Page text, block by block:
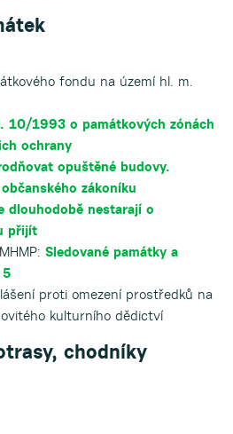
fondu na území hl. m.
10/1993 o památkových zónách
ochrany
opuštěné budovy.
zákoníku
dlouhodobě nestarají o
přijít
Sledované památky a
5
proti omezení prostředků na
kulturního dědictví
chodníky